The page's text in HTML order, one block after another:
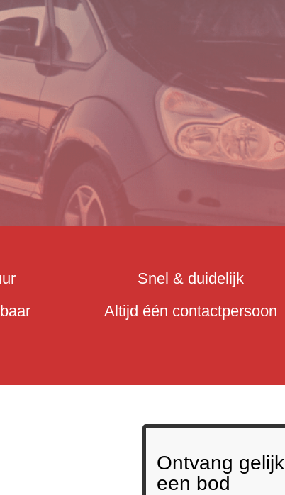
Snel & duidelijk
Altijd één contactpersoon
Ontvang gelijk
een bod